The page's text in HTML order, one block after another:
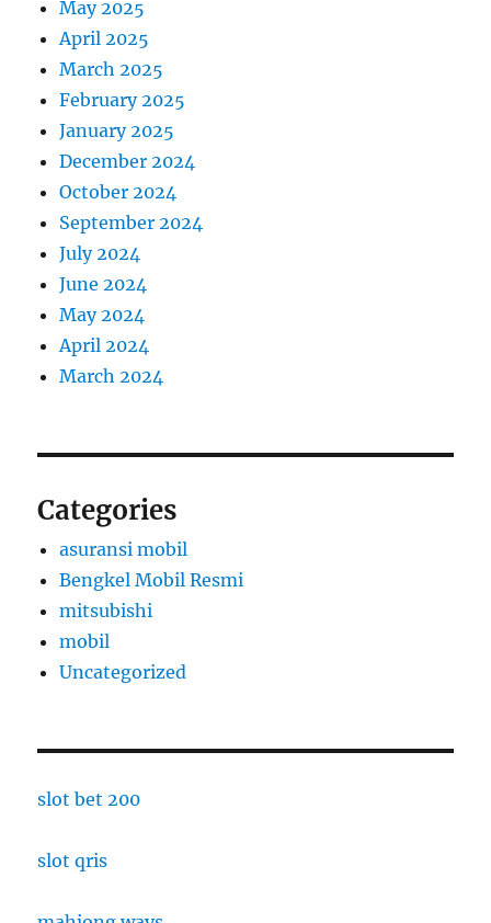
May 2025
April 2025
March 2025
February 2025
January 2025
December 2024
October 2024
September 2024
July 2024
June 2024
May 2024
April 2024
March 2024
Categories
asuransi mobil
Bengkel Mobil Resmi
mitsubishi
mobil
Uncategorized
slot bet 200
slot qris